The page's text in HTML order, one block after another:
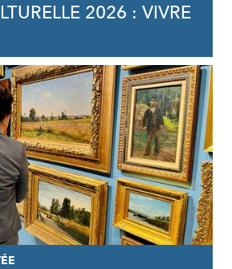
2026 : VIVRE